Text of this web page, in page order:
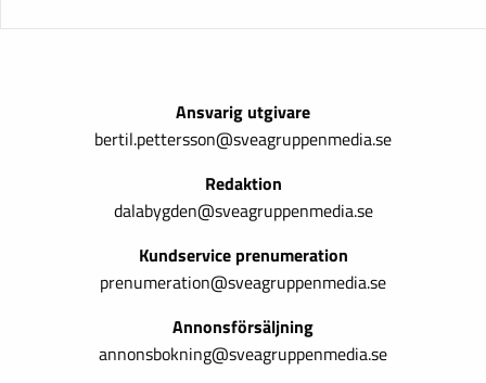
Ansvarig utgivare
bertil.pettersson@sveagruppenmedia.se
Redaktion
dalabygden@sveagruppenmedia.se
Kundservice prenumeration
prenumeration@sveagruppenmedia.se
Annonsförsäljning
annonsbokning@sveagruppenmedia.se